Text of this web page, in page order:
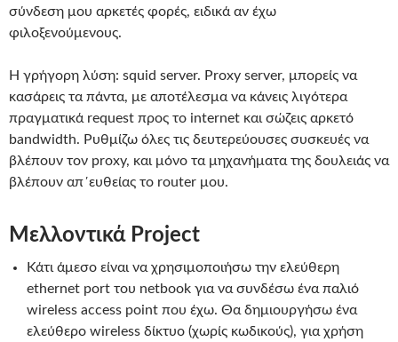
σύνδεση μου αρκετές φορές, ειδικά αν έχω
φιλοξενούμενους.
Η γρήγορη λύση: squid server. Proxy server, μπορείς να
κασάρεις τα πάντα, με αποτέλεσμα να κάνεις λιγότερα
πραγματικά request προς το internet και σώζεις αρκετό
bandwidth. Ρυθμίζω όλες τις δευτερεύουσες συσκευές να
βλέπουν τον proxy, και μόνο τα μηχανήματα της δουλειάς να
βλέπουν απ΄ευθείας το router μου.
Μελλοντικά Project
Κάτι άμεσο είναι να χρησιμοποιήσω την ελεύθερη
ethernet port του netbook για να συνδέσω ένα παλιό
wireless access point που έχω. Θα δημιουργήσω ένα
ελεύθερο wireless δίκτυο (χωρίς κωδικούς), για χρήση